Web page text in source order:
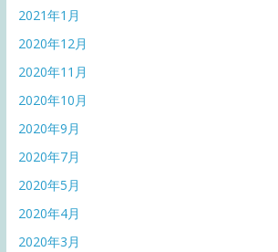
2021年1月
2020年12月
2020年11月
2020年10月
2020年9月
2020年7月
2020年5月
2020年4月
2020年3月